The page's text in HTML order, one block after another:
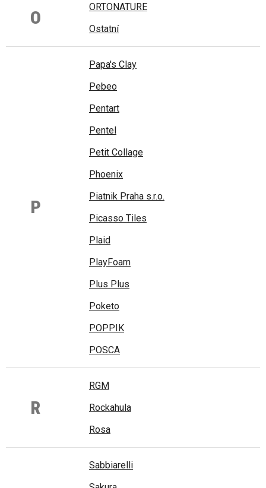
O
ORTONATURE
Ostatní
P
Papa's Clay
Pebeo
Pentart
Pentel
Petit Collage
Phoenix
Piatnik Praha s.r.o.
Picasso Tiles
Plaid
PlayFoam
Plus Plus
Poketo
POPPIK
POSCA
R
RGM
Rockahula
Rosa
Sabbiarelli